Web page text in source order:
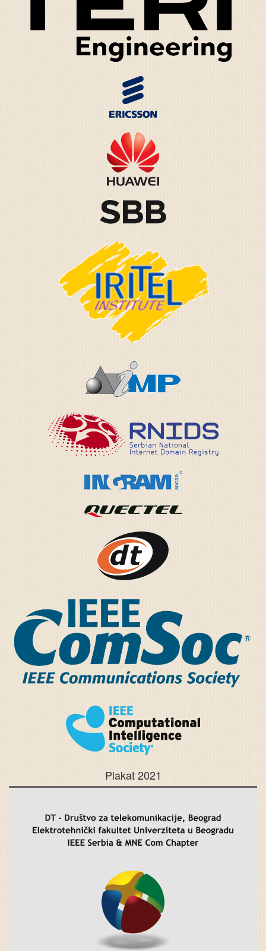
Plakat 2021